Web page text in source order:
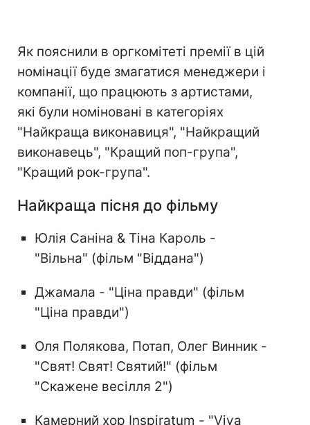
Як пояснили в оргкомітеті премії в цій
номінації буде змагатися менеджери і
компанії, що працюють з артистами,
які були номіновані в категоріях
"Найкраща виконавиця", "Найкращий
виконавець", "Кращий поп-група",
"Кращий рок-група".
Найкраща пісня до фільму
Юлія Саніна & Тіна Кароль -
"Вільна" (фільм "Віддана")
Джамала - "Ціна правди" (фільм
"Ціна правди")
Оля Полякова, Потап, Олег Винник -
"Свят! Свят! Святий!" (фільм
"Скажене весілля 2")
Камерний хор Inspiratum - "Viva